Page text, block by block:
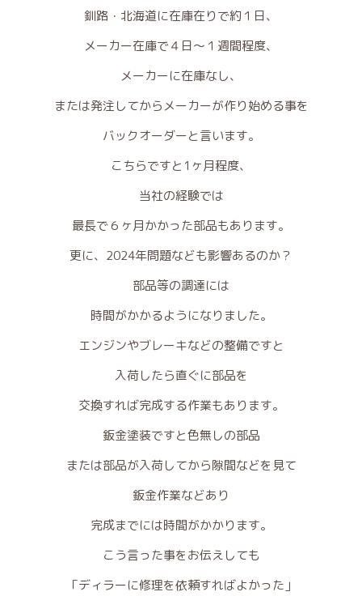
釧路・北海道に在庫在りで約１日、
メーカー在庫で４日～１週間程度、
メーカーに在庫なし、
または発注してからメーカーが作り始める事を
バックオーダーと言います。
こちらですと1ヶ月程度、
当社の経験では
最長で６ヶ月かかった部品もあります。
更に、2024年問題なども影響あるのか？
部品等の調達には
時間がかかるようになりました。
エンジンやブレーキなどの整備ですと
入荷したら直ぐに部品を
交換すれば完成する作業もあります。
鈑金塗装ですと色無しの部品
または部品が入荷してから隙間などを見て
鈑金作業などあり
完成までには時間がかかります。
こう言った事をお伝えしても
「ディラーに修理を依頼すればよかった」